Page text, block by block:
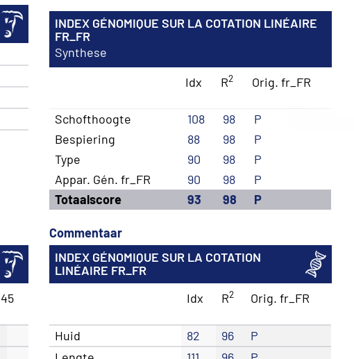
INDEX GÉNOMIQUE SUR LA COTATION LINÉAIRE
FR_FR
Synthese
Idx
R2 Orig. fr_FR
Schofthoogte 108 98
P
Bespiering
88 98
P
Type
90 98
P
Appar. Gén. fr_FR
90 98
P
Totaalscore
93 98 P
Commentaar
45
INDEX GÉNOMIQUE SUR LA COTATION
LINÉAIRE FR_FR
Idx
R2 Orig. fr_FR
Huid 82 96
P